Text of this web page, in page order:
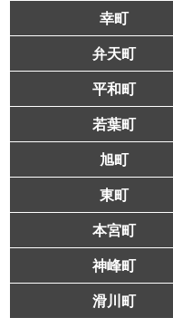
幸町
弁天町
平和町
若葉町
旭町
東町
本宮町
神峰町
滑川町